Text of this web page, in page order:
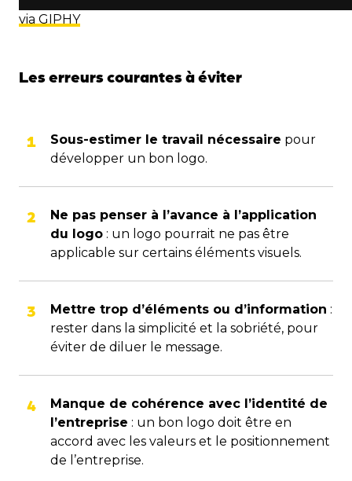
via GIPHY
Les erreurs courantes à éviter
Sous-estimer le travail nécessaire pour
développer un bon logo.
Ne pas penser à l’avance à l’application
du logo : un logo pourrait ne pas être
applicable sur certains éléments visuels.
Mettre trop d’éléments ou d’information :
rester dans la simplicité et la sobriété, pour
éviter de diluer le message.
Manque de cohérence avec l’identité de
l’entreprise : un bon logo doit être en
accord avec les valeurs et le positionnement
de l’entreprise.